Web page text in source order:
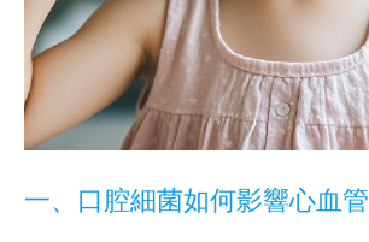
一、口腔細菌如何影響心血管